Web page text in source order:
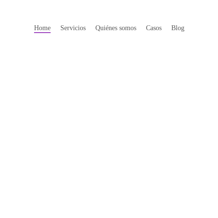
Home Servicios Quiénes somos Casos Blog